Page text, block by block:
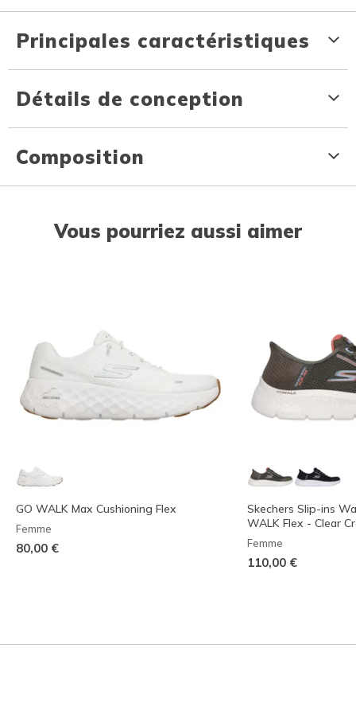
Principales caractéristiques
Détails de conception
Composition
Vous pourriez aussi aimer
GO WALK Max Cushioning Flex
Femme
80,00 €
Skechers Slip-ins
WALK Flex - Clear
Femme
110,00 €